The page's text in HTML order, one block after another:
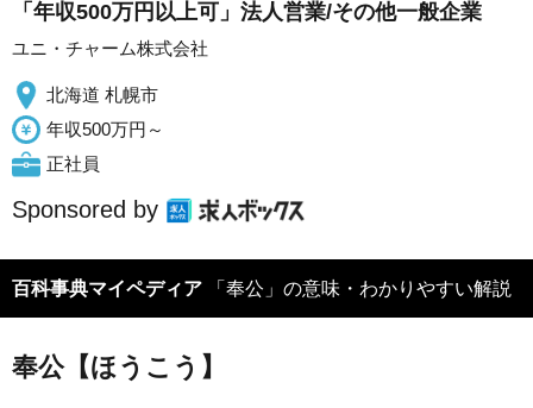
「年収500万円以上可」法人営業/その他一般企業
ユニ・チャーム株式会社
北海道 札幌市
年収500万円～
正社員
Sponsored by
百科事典マイペディア 「奉公」の意味・わかりやすい解説
奉公【ほうこう】